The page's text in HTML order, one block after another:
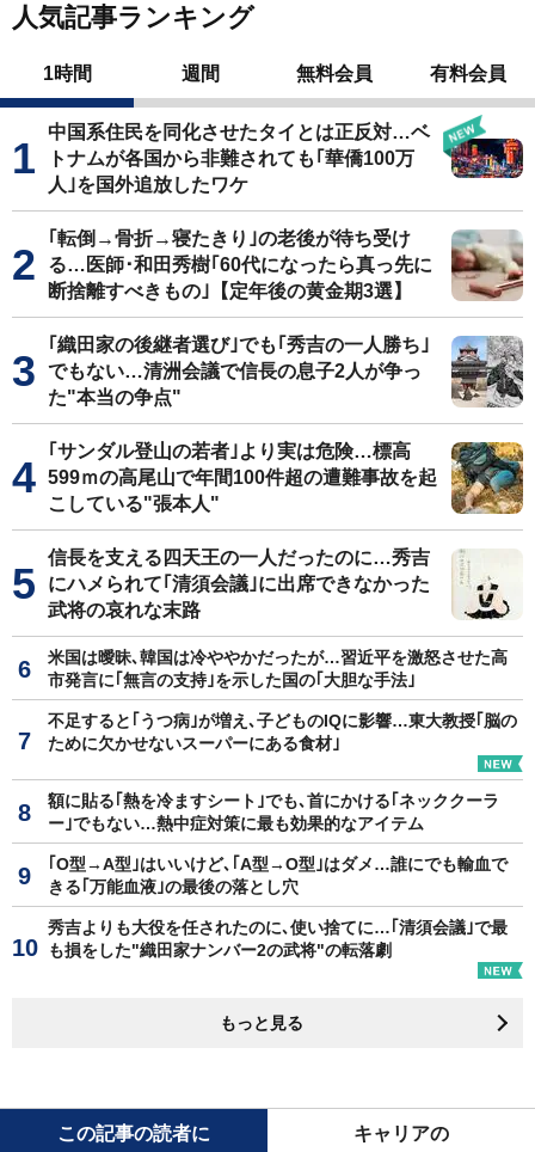
人気記事ランキング
1時間 週間 無料会員 有料会員
中国系住民を同化させたタイとは正反対…ベ
トナムが各国から非難されても｢華僑100万
人｣を国外追放したワケ
｢転倒→骨折→寝たきり｣の老後が待ち受け
る…医師･和田秀樹｢60代になったら真っ先に
断捨離すべきもの｣【定年後の黄金期3選】
｢織田家の後継者選び｣でも｢秀吉の一人勝ち｣
でもない…清洲会議で信長の息子2人が争っ
た"本当の争点"
｢サンダル登山の若者｣より実は危険…標高
599ｍの高尾山で年間100件超の遭難事故を起
こしている"張本人"
信長を支える四天王の一人だったのに…秀吉
にハメられて｢清須会議｣に出席できなかった
武将の哀れな末路
米国は曖昧､韓国は冷ややかだったが…習近平を激怒させた高
市発言に｢無言の支持｣を示した国の｢大胆な手法｣
不足すると｢うつ病｣が増え､子どものIQに影響…東大教授｢脳の
ために欠かせないスーパーにある食材｣
額に貼る｢熱を冷ますシート｣でも､首にかける｢ネッククーラ
ー｣でもない…熱中症対策に最も効果的なアイテム
｢O型→A型｣はいいけど､｢A型→O型｣はダメ…誰にでも輸血で
きる｢万能血液｣の最後の落とし穴
秀吉よりも大役を任されたのに､使い捨てに…｢清須会議｣で最
も損をした"織田家ナンバー2の武将"の転落劇
もっと見る
この記事の読者に キャリアの